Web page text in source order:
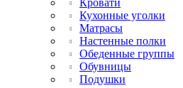
Кровати
Кухонные уголки
Матрасы
Настенные полки
Обеденные группы
Обувницы
Подушки